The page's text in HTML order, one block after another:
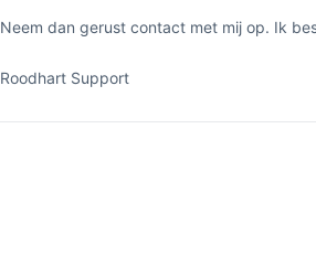
Neem dan gerust contact met mij op. Ik
Roodhart Support